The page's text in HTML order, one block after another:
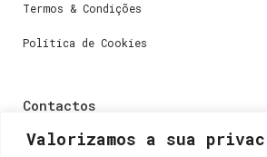
Valorizamos a sua
Termos & Condições
Política de Cookies
Contactos
Dúvidas ou perguntas envie-nos um e-